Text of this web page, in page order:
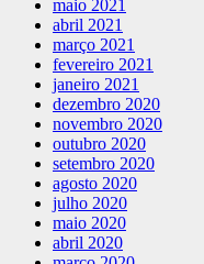
maio 2021
abril 2021
março 2021
fevereiro 2021
janeiro 2021
dezembro 2020
novembro 2020
outubro 2020
setembro 2020
agosto 2020
julho 2020
maio 2020
abril 2020